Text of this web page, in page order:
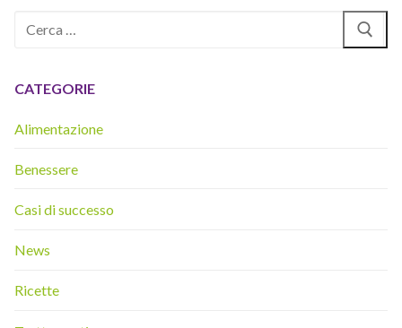
Cerca:
CATEGORIE
Alimentazione
Benessere
Casi di successo
News
Ricette